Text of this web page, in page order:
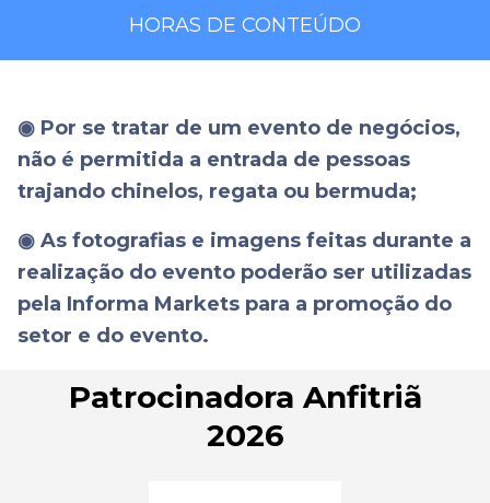
HORAS DE CONTEÚDO
◉ Por se tratar de um evento de negócios,
não é permitida a entrada de pessoas
trajando chinelos, regata ou bermuda;
◉ As fotografias e imagens feitas durante a
realização do evento poderão ser utilizadas
pela Informa Markets para a promoção do
setor e do evento.
Patrocinadora Anfitriã
2026